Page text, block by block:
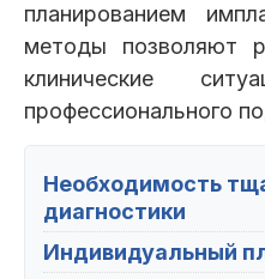
планированием
методы позволяют
клинические
профессионального
Необходимость
диагностики
Индивидуальный